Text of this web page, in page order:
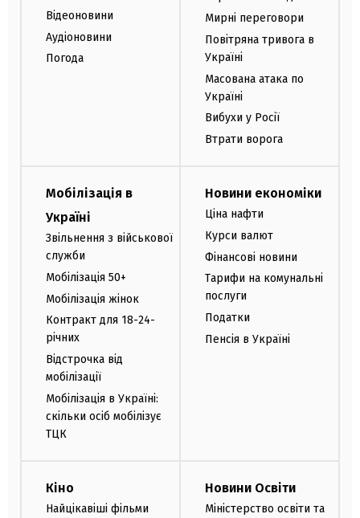
Відеоновини
Аудіоновини
Погода
Мирні переговори
Повітряна тривога в
Україні
Масована атака по
Україні
Вибухи у Росії
Втрати ворога
Мобілізація в
Україні
Звільнення з військової
служби
Мобілізація 50+
Мобілізація жінок
Контракт для 18-24-
річних
Відстрочка від
мобілізації
Мобілізація в Україні:
скільки осіб мобілізує
ТЦК
Новини економіки
Ціна нафти
Курси валют
Фінансові новини
Тарифи на комунальні
послуги
Податки
Пенсія в Україні
Кіно
Найцікавіші фільми
Новини Освіти
Міністерство освіти та